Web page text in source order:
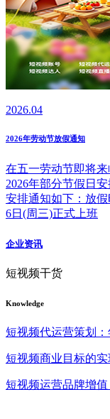
2026.04
2026年劳动节放假通知
在五一劳动节即将
2026年部分节假日
安排通知如下：放
6日(周三)正式上班
企业资讯
短视频干货
Knowledge
短视频代运营策划
短视频商业目标的
短视频运营品牌增